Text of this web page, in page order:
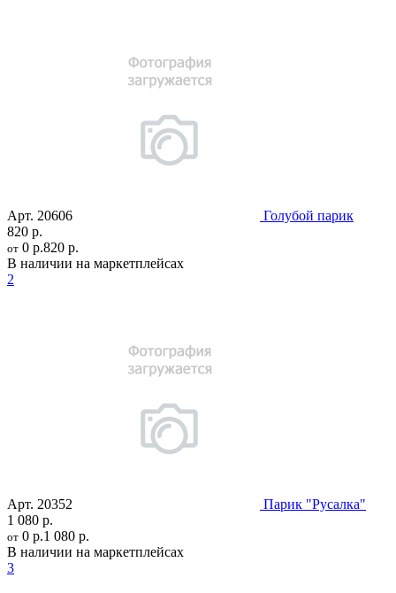
Арт. 20606
Голубой парик
820 р.
от 0 р.820 р.
В наличии на маркетплейсах
2
Арт. 20352
Парик "Русалка"
1 080 р.
от 0 р.1 080 р.
В наличии на маркетплейсах
3